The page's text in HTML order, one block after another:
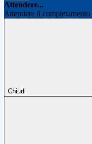
Attendere...
Attendere il
Chiudi